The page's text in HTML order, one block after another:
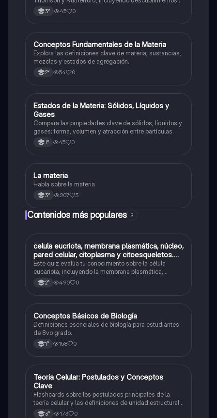
importantes.
3° 45 0
CQuímica
Conceptos Fundamentales de la Materia
Explora las definiciones clave de materia, sustancias,
mezclas y estados de agregación.
2° 54 0
EQuímica
Estados de la Materia: Sólidos, Líquidos y
Gases
Compara las propiedades clave de sólidos, líquidos y
gases: forma, volumen y atracción entre partículas.
1° 45 0
Física
La materia
Habla sobre la materia
3° 207 3
Contenidos más populares 9
CBiología
celula eucriota, membrana plasmática, núcleo,
pared celular, citoplasma y citoesqueletos.
nombre se las partes de la celula eucariota
Este quiz evalúa tu conocimiento sobre la célula
eucariota, incluyendo la membrana plasmática,
núcleo, pared celular, citoplasma y citoesqueleto.
2° 490 0
CBiología
Conceptos Básicos de Biología
Definiciones esenciales de biología para estudiantes
de 8vo grado.
1° 158 0
TBiología
Teoría Celular: Postulados y Conceptos
Clave
Flashcards sobre los postulados principales de la
teoría celular y las definiciones de unidad estructural
y funcional.
3° 173 0